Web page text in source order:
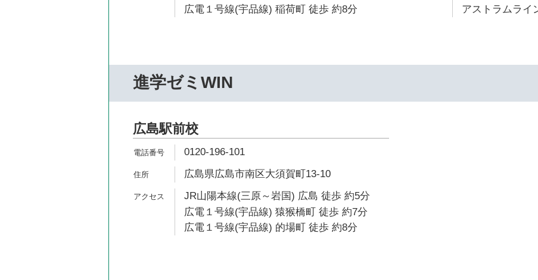
広電１号線(宇品線) 稲荷町 徒歩 約8分
アストラムライ
進学ゼミWIN
広島駅前校
0120-196-101
広島県広島市南区大須賀町13-10
JR山陽本線(三原～岩国) 広島 徒歩 約5分
広電１号線(宇品線) 猿猴橋町 徒歩 約7分
広電１号線(宇品線) 的場町 徒歩 約8分